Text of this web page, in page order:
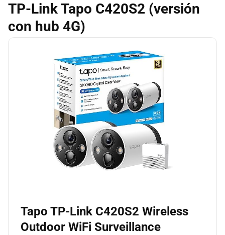
TP-Link Tapo C420S2 (versión
con hub 4G)
Tapo TP-Link C420S2 Wireless
Outdoor WiFi Surveillance